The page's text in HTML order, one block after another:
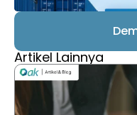
Artikel Lainnya